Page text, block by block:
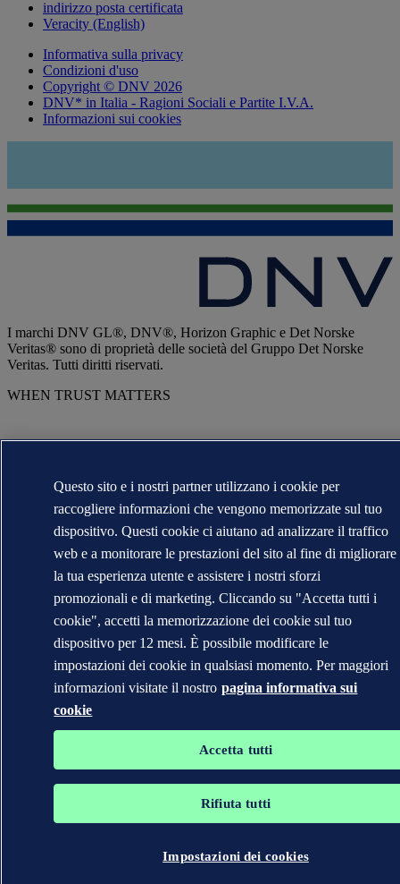
indirizzo posta certificata
Veracity (English)
Informativa sulla privacy
Condizioni d'uso
Copyright © DNV 2026
DNV* in Italia - Ragioni Sociali e Partite I.V.A.
Informazioni sui cookies
I marchi DNV GL®, DNV®, Horizon Graphic e Det Norske
Veritas® sono di proprietà delle società del Gruppo Det Norske
Veritas. Tutti diritti riservati.
WHEN TRUST MATTERS
Questo sito e i nostri partner utilizzano i cookie per
raccogliere informazioni che vengono memorizzate sul tuo
dispositivo. Questi cookie ci aiutano ad analizzare il traffico
web e a monitorare le prestazioni del sito al fine di migliorare
la tua esperienza utente e assistere i nostri sforzi
promozionali e di marketing. Cliccando su "Accetta tutti i
cookie", accetti la memorizzazione dei cookie sul tuo
dispositivo per 12 mesi. È possibile modificare le
impostazioni dei cookie in qualsiasi momento. Per maggiori
informazioni visitate il nostro pagina informativa sui
cookie
Accetta tutti
Rifiuta tutti
Impostazioni dei cookies